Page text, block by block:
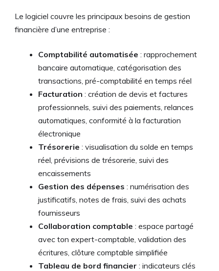
Le logiciel couvre les principaux besoins de gestion
financière d’une entreprise :
Comptabilité automatisée : rapprochement
bancaire automatique, catégorisation des
transactions, pré-comptabilité en temps réel
Facturation : création de devis et factures
professionnels, suivi des paiements, relances
automatiques, conformité à la facturation
électronique
Trésorerie : visualisation du solde en temps
réel, prévisions de trésorerie, suivi des
encaissements
Gestion des dépenses : numérisation des
justificatifs, notes de frais, suivi des achats
fournisseurs
Collaboration comptable : espace partagé
avec ton expert-comptable, validation des
écritures, clôture comptable simplifiée
Tableau de bord financier : indicateurs clés